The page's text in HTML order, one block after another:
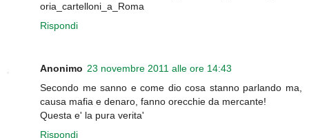
oria_cartelloni_a_Roma
Rispondi
Anonimo 23 novembre 2011 alle ore 14:43
Secondo me sanno e come dio cosa stanno parlando ma,
causa mafia e denaro, fanno orecchie da mercante!
Questa e' la pura verita'
Rispondi